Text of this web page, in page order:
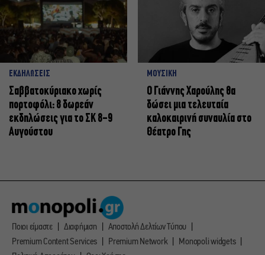
ΕΚΔΗΛΩΣΕΙΣ
Σαββατοκύριακο χωρίς
πορτοφόλι: 8 δωρεάν
εκδηλώσεις για το ΣΚ 8-9
Αυγούστου
ΜΟΥΣΙΚΗ
Ο Γιάννης Χαρούλης θα
δώσει μια τελευταία
καλοκαιρινή συναυλία στο
Θέατρο Γης
Ποιοι είμαστε Διαφήμιση
Αποστολή Δελτίων Τύπου
Premium Content Services
Premium Network
Monopoli widgets